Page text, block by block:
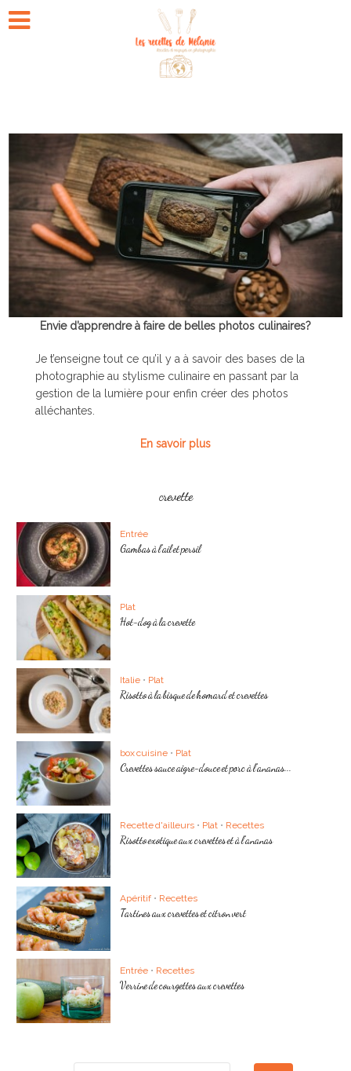
Envie d’apprendre à faire de belles photos culinaires?
Je t’enseigne tout ce qu’il y a à savoir des bases de la
photographie au stylisme culinaire en passant par la
gestion de la lumière pour enfin créer des photos
alléchantes.
En savoir plus
crevette
Entrée
Gambas à l’ail et persil
Plat
Hot-dog à la crevette
Italie • Plat
Risotto à la bisque de homard et crevettes
box cuisine • Plat
Crevettes sauce aigre-douce et porc à l’ananas...
Recette d'ailleurs • Plat • Recettes
Risotto exotique aux crevettes et à l’ananas
Apéritif • Recettes
Tartines aux crevettes et citron vert
Entrée • Recettes
Verrine de courgettes aux crevettes